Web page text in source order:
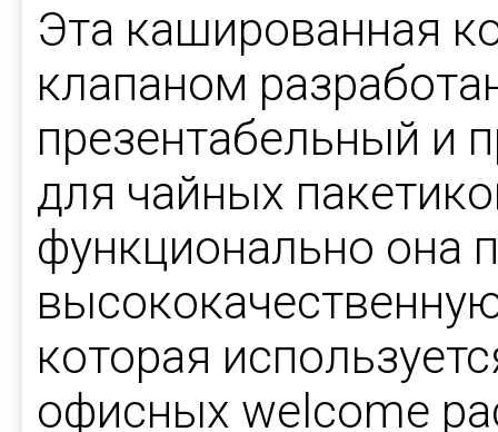
Эта кашированная
клапаном
презентабельный и
для чайных
функционально она
которая
офисных welcome